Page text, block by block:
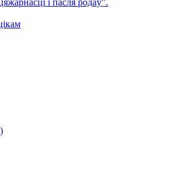
і пасля родаў".